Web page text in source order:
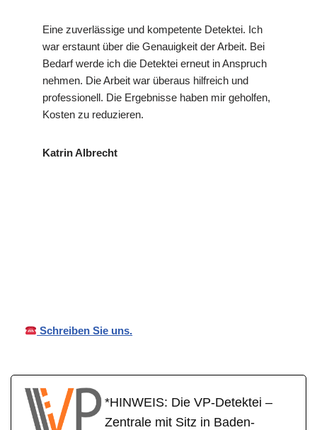
Eine zuverlässige und kompetente Detektei. Ich
war erstaunt über die Genauigkeit der Arbeit. Bei
Bedarf werde ich die Detektei erneut in Anspruch
nehmen. Die Arbeit war überaus hilfreich und
professionell. Die Ergebnisse haben mir geholfen,
Kosten zu reduzieren.
Katrin Albrecht
Schreiben Sie uns.
*HINWEIS: Die VP-Detektei –
Zentrale mit Sitz in Baden-